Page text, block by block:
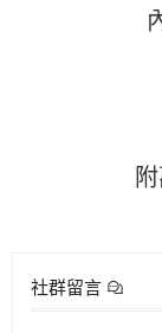
社群留言